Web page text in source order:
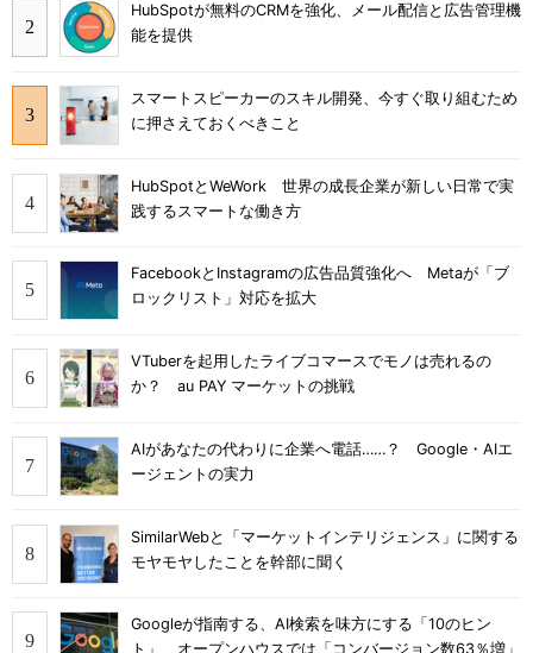
HubSpotが無料のCRMを強化、メール配信と広告管理機
能を提供
スマートスピーカーのスキル開発、今すぐ取り組むため
に押さえておくべきこと
HubSpotとWeWork 世界の成長企業が新しい日常で実
践するスマートな働き方
FacebookとInstagramの広告品質強化へ Metaが「ブ
ロックリスト」対応を拡大
VTuberを起用したライブコマースでモノは売れるの
か？ au PAY マーケットの挑戦
AIがあなたの代わりに企業へ電話……？ Google・AIエ
ージェントの実力
SimilarWebと「マーケットインテリジェンス」に関する
モヤモヤしたことを幹部に聞く
Googleが指南する、AI検索を味方にする「10のヒン
ト」 オープンハウスでは「コンバージョン数63％増」